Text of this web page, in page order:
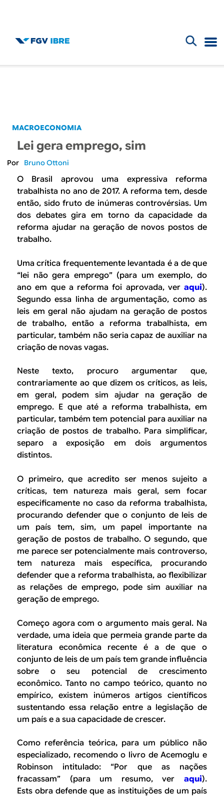
B
g
d
o
r
i
o
d
b
u
s
c
a
MACROECONOMIA
Lei gera emprego, sim
Bruno Ottoni
O Brasil aprovou uma expressiva reforma
trabalhista no ano de 2017. A reforma tem, desde
então, sido fruto de inúmeras controvérsias. Um
dos debates gira em torno da capacidade da
reforma ajudar na geração de novos postos de
trabalho.
Uma crítica frequentemente levantada é a de que
“lei não gera emprego” (para um exemplo, do
ano em que a reforma foi aprovada, ver aqui).
Segundo essa linha de argumentação, como as
leis em geral não ajudam na geração de postos
de trabalho, então a reforma trabalhista, em
particular, também não seria capaz de auxiliar na
criação de novas vagas.
Neste texto, procuro argumentar que,
contrariamente ao que dizem os críticos, as leis,
em geral, podem sim ajudar na geração de
emprego. E que até a reforma trabalhista, em
particular, também tem potencial para auxiliar na
criação de postos de trabalho. Para simplificar,
separo a exposição em dois argumentos
distintos.
O primeiro, que acredito ser menos sujeito a
críticas, tem natureza mais geral, sem focar
especificamente no caso da reforma trabalhista,
procurando defender que o conjunto de leis de
um país tem, sim, um papel importante na
geração de postos de trabalho. O segundo, que
me parece ser potencialmente mais controverso,
tem natureza mais específica, procurando
defender que a reforma trabalhista, ao flexibilizar
as relações de emprego, pode sim auxiliar na
geração de emprego.
Começo agora com o argumento mais geral. Na
verdade, uma ideia que permeia grande parte da
literatura econômica recente é a de que o
conjunto de leis de um país tem grande influência
sobre o seu potencial de crescimento
econômico. Tanto no campo teórico, quanto no
empírico, existem inúmeros artigos científicos
sustentando essa relação entre a legislação de
um país e a sua capacidade de crescer.
Como referência teórica, para um público não
especializado, recomendo o livro de Acemoglu e
Robinson intitulado: “Por que as nações
fracassam” (para um resumo, ver aqui).
Ests obra defende que as instituições de um país